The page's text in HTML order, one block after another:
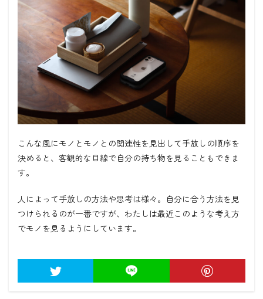
こんな風にモノとモノとの関連性を見出して手放しの順序を
決めると、客観的な目線で自分の持ち物を見ることもできま
す。
人によって手放しの方法や思考は様々。自分に合う方法を見
つけられるのが一番ですが、わたしは最近このような考え方
でモノを見るようにしています。